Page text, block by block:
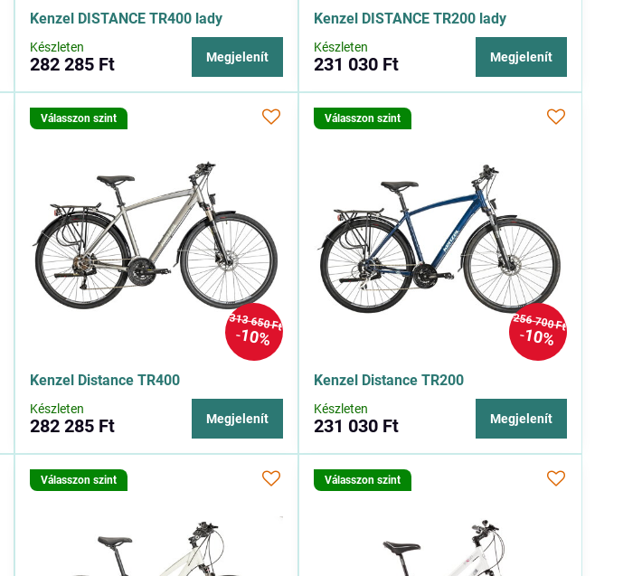
Kenzel DISTANCE TR400 lady
Készleten
282 285 Ft Megjelenít
Kenzel DISTANCE TR200 lady
Készleten
231 030 Ft Megjelenít
313 650 Ft
10%
Válasszon szint
Kenzel Distance TR400
Készleten
282 285 Ft Megjelenít
256 700 Ft
10%
Válasszon szint
Kenzel Distance TR200
Készleten
231 030 Ft Megjelenít
Válasszon szint Válasszon szint